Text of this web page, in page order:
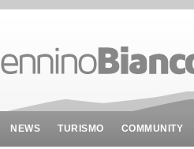
NEWS TURISMO COMMUNITY